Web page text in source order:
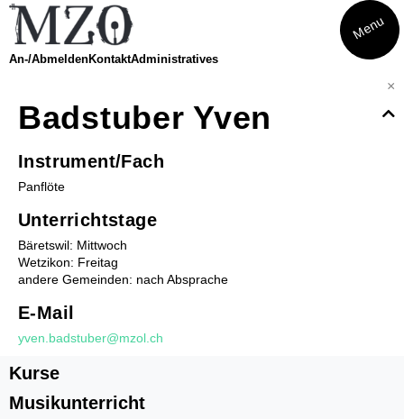
Menu
An-/AbmeldenKontaktAdministratives
Kurse
Musikatelier
Musical
Finde dein Instrument
Amadeus
Finde dein Streichinstrument
Trommeln
Seniorenrhythmik Café Balance
Musikunterricht
Lehrpersonen
×
Badstuber Yven
Instrument/Fach
Panflöte
Unterrichtstage
Bäretswil: Mittwoch
Wetzikon: Freitag
andere Gemeinden: nach Absprache
E-Mail
yven.badstuber@mzol.ch
Kurse
Musikunterricht